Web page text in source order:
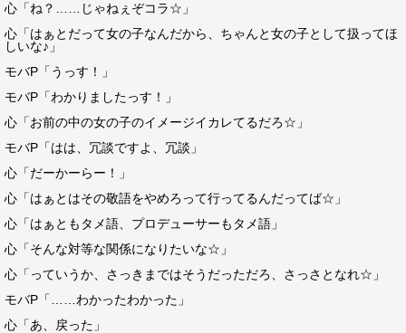
心「ね？……じゃねぇぞコラ☆」
心「はぁとだって女の子なんだから、ちゃんと女の子として扱ってほ
しいな♪」
モバP「うっす！」
モバP「わかりましたっす！」
心「お前の中の女の子のイメージイカレてるだろ☆」
モバP「はは、冗談ですよ、冗談」
心「だーかーらー！」
心「はぁとはその敬語をやめろって行ってるんだってば☆」
心「はぁともタメ語、プロデューサーもタメ語」
心「そんな対等な関係になりたいな☆」
心「っていうか、さっきまではそうだっただろ、さっさとなれ☆」
モバP「……わかったわかった」
心「あ、戻った」